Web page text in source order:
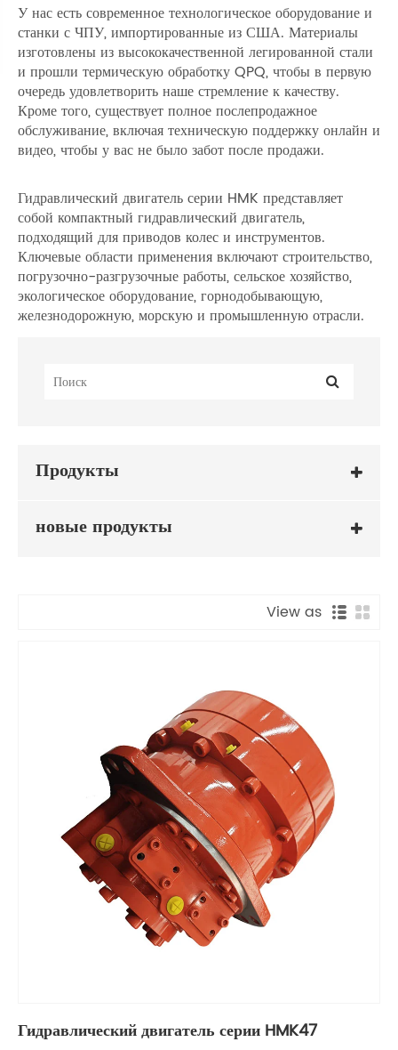
У нас есть современное технологическое оборудование и
станки с ЧПУ, импортированные из США. Материалы
изготовлены из высококачественной легированной стали
и прошли термическую обработку QPQ, чтобы в первую
очередь удовлетворить наше стремление к качеству.
Кроме того, существует полное послепродажное
обслуживание, включая техническую поддержку онлайн и
видео, чтобы у вас не было забот после продажи.
Гидравлический двигатель серии HMK представляет
собой компактный гидравлический двигатель,
подходящий для приводов колес и инструментов.
Ключевые области применения включают строительство,
погрузочно-разгрузочные работы, сельское хозяйство,
экологическое оборудование, горнодобывающую,
железнодорожную, морскую и промышленную отрасли.
Продукты
новые продукты
View as
Гидравлический двигатель серии HMK47